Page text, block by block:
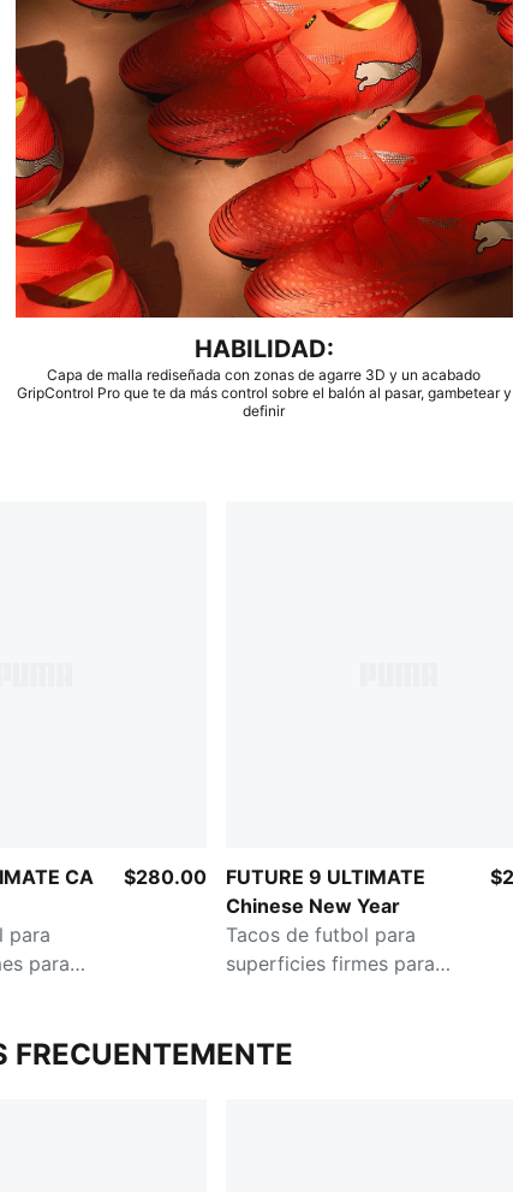
HABILIDAD:
Capa de malla rediseñada con zonas de agarre 3D y un acabado
GripControl Pro que te da más control sobre el balón al pasar, gambetear y
definir
CA
para
para
$280.00
FUTURE 9 ULTIMATE
Chinese New Year
Tacos de futbol para
superficies firmes para
FRECUENTEMENTE